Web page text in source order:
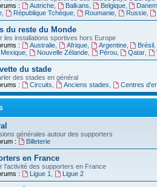
:
Autriche, Balkans Belgique,
République Tchèque, Roumanie, Russie,
du reste du Monde
les installations sportives hors Europe
:
Australie, Afrique, Argentine, Brésil
Mexique, Nouvelle Zélande, Pérou, Qatar
du stade
des stades en général
:
Circuits Anciens stades Centres
générales autour des supporters
:
Billeterie
en France
l'activité des supporters en France
:
Ligue 1 Ligue 2